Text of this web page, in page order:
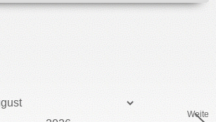
TERMINE
Weiter